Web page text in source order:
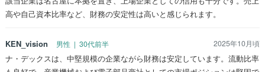
高や自己資本比率など、財務の安定性は高いと感じられます。
KEN_vision 男性 | 30代前半 2025年10月頃
ナ・デックスは、中堅規模の企業ながら財務は安定しています。流動比率